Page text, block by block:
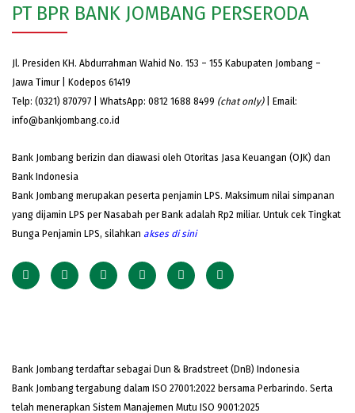
PT BPR BANK JOMBANG PERSERODA
Jl. Presiden KH. Abdurrahman Wahid No. 153 – 155 Kabupaten Jombang –
Jawa Timur | Kodepos 61419
Telp: (0321) 870797 | WhatsApp: 0812 1688 8499 (chat only)| Email:
info@bankjombang.co.id
Bank Jombang berizin dan diawasi oleh Otoritas Jasa Keuangan (OJK) dan
Bank Indonesia
Bank Jombang merupakan peserta penjamin LPS. Maksimum nilai simpanan
yang dijamin LPS per Nasabah per Bank adalah Rp2 miliar. Untuk cek Tingkat
Bunga Penjamin LPS, silahkan akses di sini
Bank Jombang terdaftar sebagai Dun & Bradstreet (DnB) Indonesia
Bank Jombang tergabung dalam ISO 27001:2022 bersama Perbarindo. Serta
telah menerapkan Sistem Manajemen Mutu ISO 9001:2025